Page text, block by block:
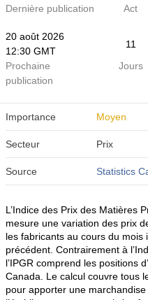
Dernière publication
Act
20 août 2026
12:30 GMT
11
Prochaine
publication
Jours
Importance Moyen
Secteur Prix
Source Statistics
L’Indice des Prix des Matières
mesure une variation des prix
les fabricants au cours du
précédent. Contrairement à
l’IPGR comprend les positions
Canada. Le calcul couvre tous
pour apporter une